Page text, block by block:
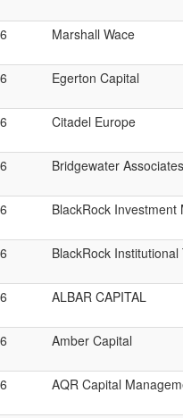
Marshall Wace
Egerton Capital
Citadel Europe
Bridgewater Associates
BlackRock Investment
BlackRock
ALBAR CAPITAL
Amber Capital
AQR Capital